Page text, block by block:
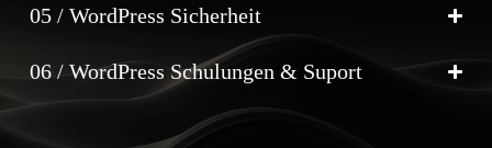
05 / WordPress Sicherheit
06 / WordPress Schulungen & Suport